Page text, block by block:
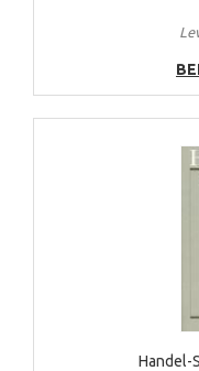
Handel-